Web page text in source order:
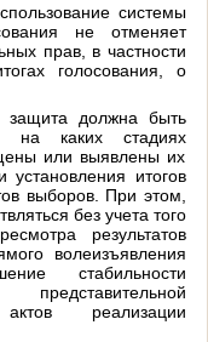
системы
не отменяет
прав, в частности
голосования, о
должна быть
на каких стадиях
или выявлены их
итогов
выборов. При этом,
без учета того
результатов
волеизъявления
стабильности
реализации